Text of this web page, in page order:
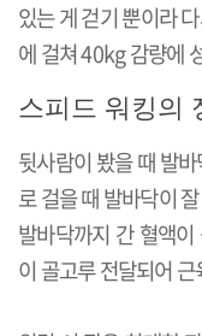
있는 게 걷기 뿐이라
에 걸쳐 40kg 감량에
스피드 워킹의
뒷사람이 봤을 때 발
로 걸을 때 발바닥이
발바닥까지 간 혈액
이 골고루 전달되어